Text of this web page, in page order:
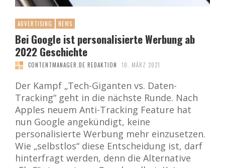
ADVERTISING NEWS
Bei Google ist personalisierte Werbung ab
2022 Geschichte
CONTENTMANAGER.DE REDAKTION 10. MÄRZ 2021
Der Kampf „Tech-Giganten vs. Daten-
Tracking“ geht in die nächste Runde. Nach
Apples neuem Anti-Tracking Feature hat
nun Google angekündigt, keine
personalisierte Werbung mehr einzusetzen.
Wie „selbstlos“ diese Entscheidung ist, darf
hinterfragt werden, denn die Alternative